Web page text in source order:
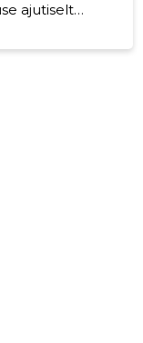
ajutiselt